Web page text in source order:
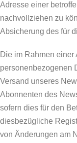
Adresse einer
nachvollziehen zu
Absicherung des für
Die im Rahmen
personenbezogenen
Versand unseres
Abonnenten des
sofern dies für den
diesbezügliche
von Änderungen am